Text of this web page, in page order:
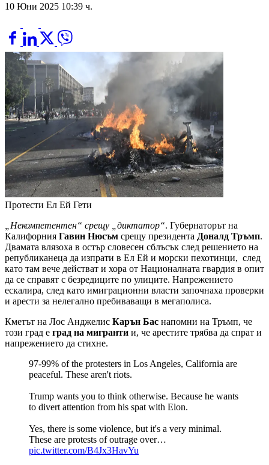
10 Юни 2025 10:39 ч.
Протести Ел Ей Гети
„Некомпетентен“ срещу „диктатор“. Губернаторът на
Калифорния Гавин Нюсъм срещу президента Доналд Тръмп.
Двамата влязоха в остър словесен сблъсък след решението на
републиканеца да изпрати в Ел Ей и морски пехотинци, след
като там вече действат и хора от Националната гвардия в опит
да се справят с безредиците по улиците. Напрежението
ескалира, след като имиграционни власти започнаха проверки
и арести за нелегално пребиваващи в мегаполиса.
Кметът на Лос Анджелис Карън Бас напомни на Тръмп, че
този град е град на мигранти и, че арестите трябва да спрат и
напрежението да стихне.
97-99% of the protesters in Los Angeles, California are
peaceful. These aren't riots.
Trump wants you to think otherwise. Because he wants
to divert attention from his spat with Elon.
Yes, there is some violence, but it's a very minimal.
These are protests of outrage over…
pic.twitter.com/B4Jx3HavYu